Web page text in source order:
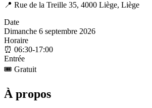
📍 Rue de la Treille 35, 4000 Liège, Liège
Date
Dimanche 6 septembre 2026
Horaire
⏰ 06:30-17:00
Entrée
🎟️ Gratuit
À propos